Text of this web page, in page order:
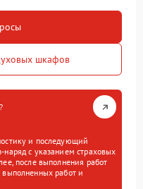
шкафов
и последующий
наряд с указанием страховых
после выполнения работ
работ и